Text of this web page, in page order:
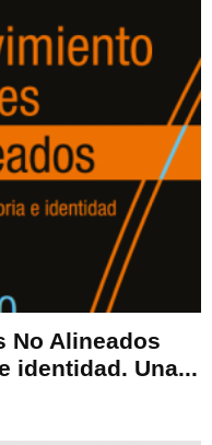
No Alineados
identidad. Una...